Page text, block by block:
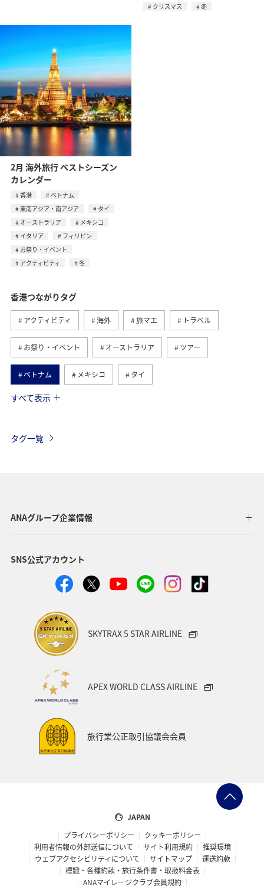
クリスマス
冬
2月 海外旅行 ベストシーズン
カレンダー
香港
ベトナム
東南アジア・南アジア
タイ
オーストラリア
メキシコ
イタリア
フィリピン
お祭り・イベント
アクティビティ
冬
香港つながりタグ
アクティビティ 海外 旅マエ トラベル
お祭り・イベント オーストラリア ツアー
ベトナム メキシコ タイ
台湾
春 クリスマス
すべて表示
タグ一覧
ANAグループ企業情報
SNS公式アカウント
SKYTRAX 5 STAR AIRLINE
APEX WORLD CLASS AIRLINE
旅行業公正取引協議会会員
JAPAN
プライバシーポリシー
クッキーポリシー
利用者情報の外部送信について
サイト利用規約
推奨環境
ウェブアクセシビリティについて
サイトマップ
運送約款
標識・各種約款・旅行条件書・取扱料金表
ANAマイレージクラブ会員規約